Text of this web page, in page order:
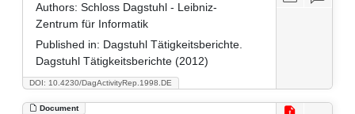
DOI: 10.4230/DagActivityRep.1998.DE
Authors: Schloss Dagstuhl - Leibniz-
Zentrum für Informatik
Published in: Dagstuhl Tätigkeitsberichte.
Dagstuhl Tätigkeitsberichte (2012)
Document